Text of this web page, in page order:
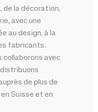
de la décoration,
avec une
au design, à la
fabricants.
collaborons avec
de plus de
Suisse et en